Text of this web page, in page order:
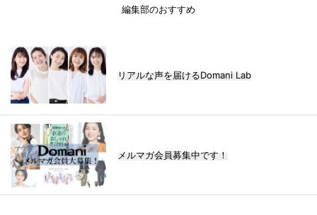
編集部のおすすめ
リアルな声を届けるDomani Lab
メルマガ会員募集中です！